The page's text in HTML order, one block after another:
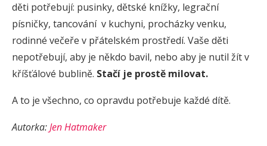
děti potřebují: pusinky, dětské knížky, legrační
písničky, tancování v kuchyni, procházky venku,
rodinné večeře v přátelském prostředí. Vaše děti
nepotřebují, aby je někdo bavil, nebo aby je nutil žít v
kříšťálové bublině. Stačí je prostě milovat.
A to je všechno, co opravdu potřebuje každé dítě.
Autorka:Jen Hatmaker